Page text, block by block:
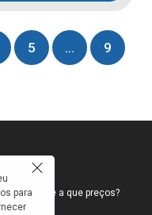
5 … 9
ingressos e a que preços?
para